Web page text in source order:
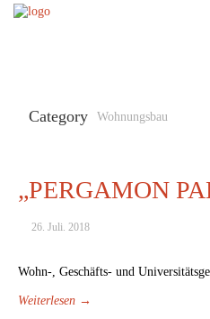
Category Wohnungsbau
„PERGAMON
26. Juli. 2018
Wohn-, Geschäfts- und
Weiterlesen →